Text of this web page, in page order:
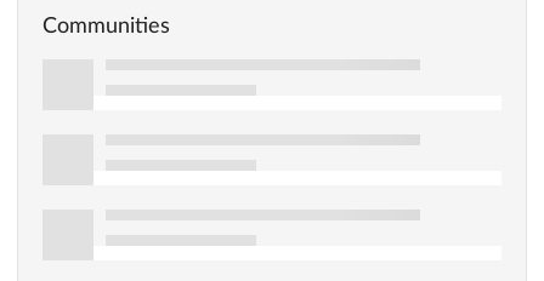
Communities